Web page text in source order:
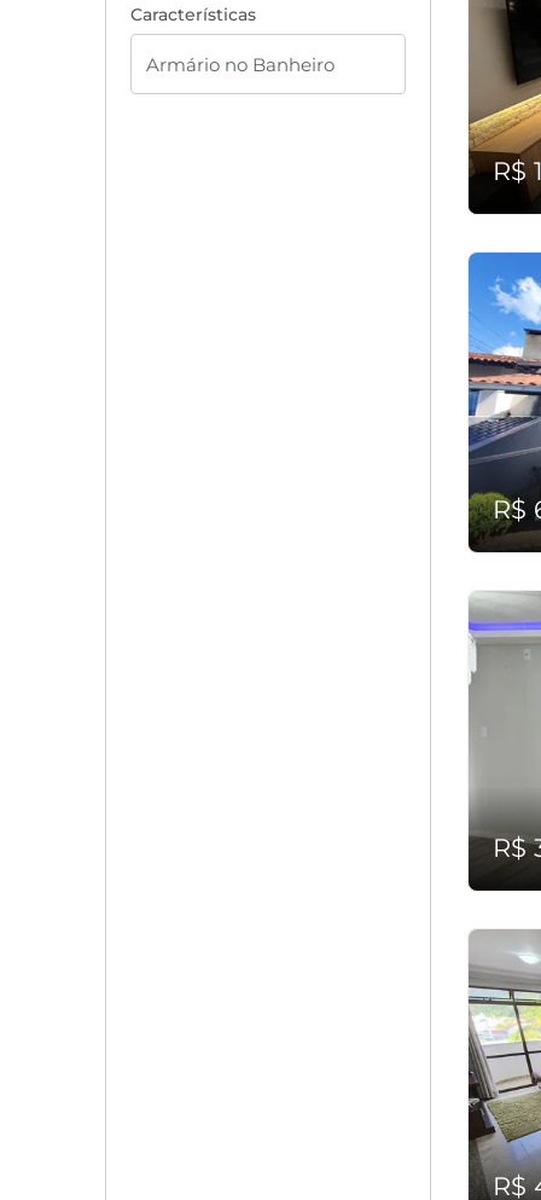
Características
R$
R$
R$
R$